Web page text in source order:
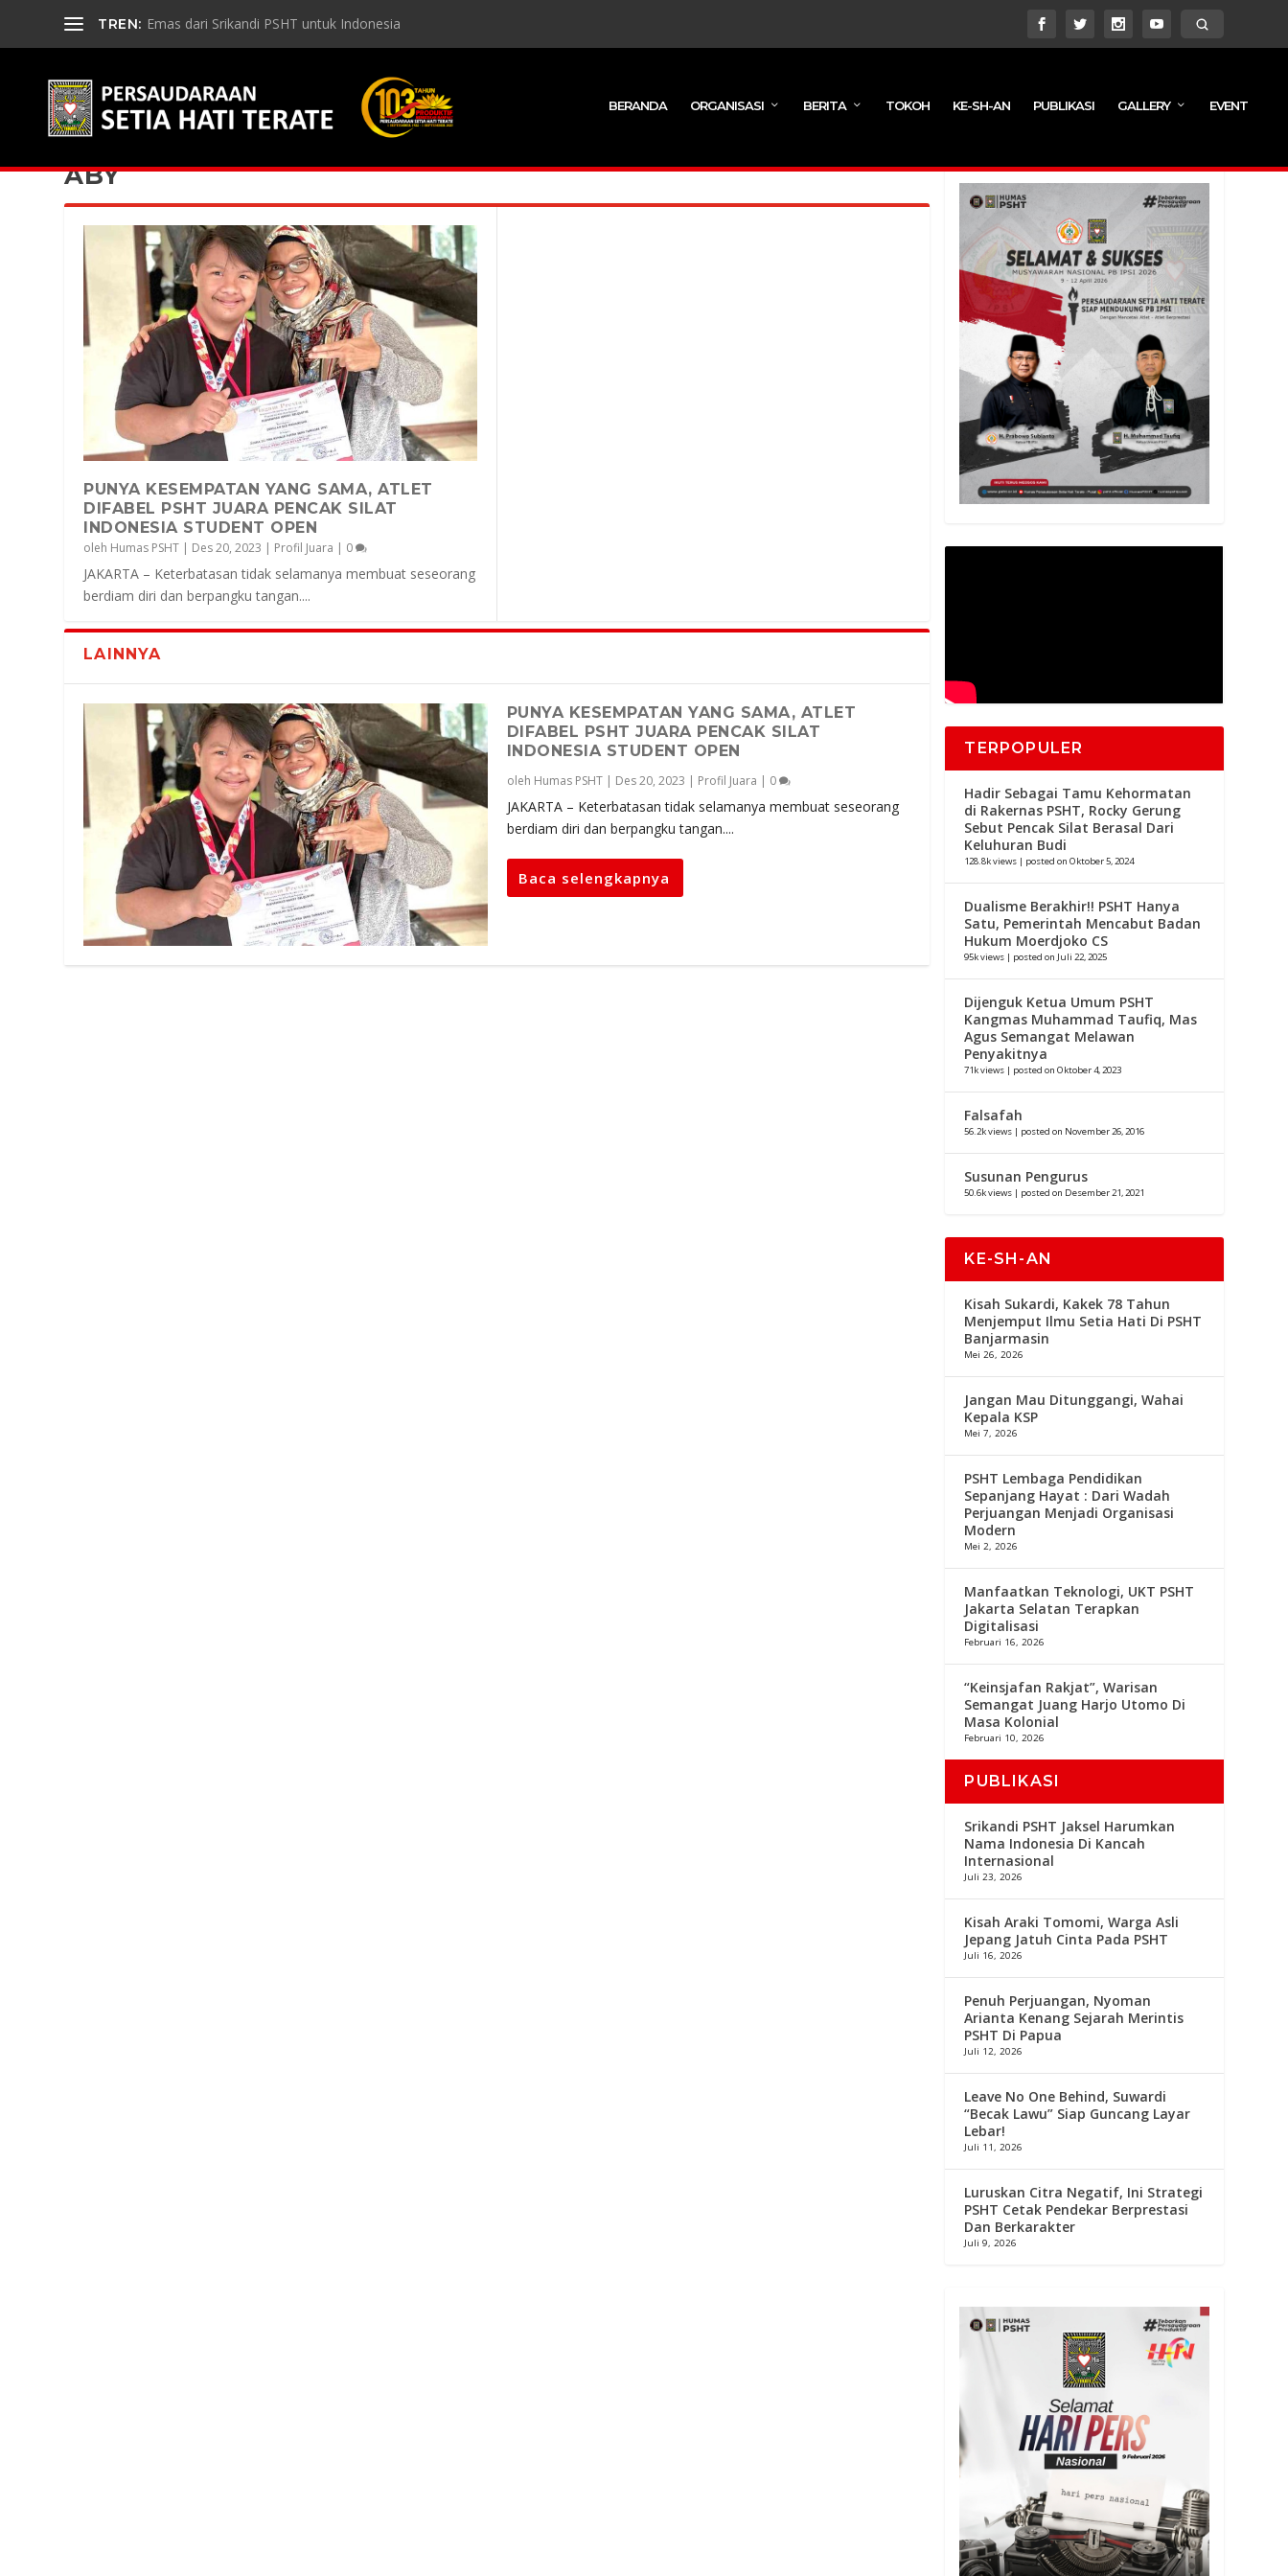
TREN: Emas dari Srikandi PSHT untuk Indonesia
BERANDA ORGANISASI BERITA TOKOH KE-SH-AN PUBLIKASI GALLERY EVENT
ABY
PUNYA KESEMPATAN YANG SAMA, ATLET
DIFABEL PSHT JUARA PENCAK SILAT
INDONESIA STUDENT OPEN
oleh Humas PSHT | Des 20, 2023 | Profil Juara | 0
JAKARTA – Keterbatasan tidak selamanya membuat seseorang
berdiam diri dan berpangku tangan....
LAINNYA
PUNYA KESEMPATAN YANG SAMA, ATLET
DIFABEL PSHT JUARA PENCAK SILAT
INDONESIA STUDENT OPEN
oleh Humas PSHT| Des 20, 2023 | Profil Juara | 0
JAKARTA – Keterbatasan tidak selamanya membuat seseorang
berdiam diri dan berpangku tangan....
Baca selengkapnya
TERPOPULER
Hadir Sebagai Tamu Kehormatan
di Rakernas PSHT, Rocky Gerung
Sebut Pencak Silat Berasal Dari
Keluhuran Budi
128.8k views | posted on Oktober 5, 2024
Dualisme Berakhir!! PSHT Hanya
Satu, Pemerintah Mencabut Badan
Hukum Moerdjoko CS
95k views | posted on Juli 22, 2025
Dijenguk Ketua Umum PSHT
Kangmas Muhammad Taufiq, Mas
Agus Semangat Melawan
Penyakitnya
71k views | posted on Oktober 4, 2023
Falsafah
56.2k views | posted on November 26, 2016
Susunan Pengurus
50.6k views | posted on Desember 21, 2021
KE-SH-AN
Kisah Sukardi, Kakek 78 Tahun
Menjemput Ilmu Setia Hati Di PSHT
Banjarmasin
Mei 26, 2026
Jangan Mau Ditunggangi, Wahai
Kepala KSP
Mei 7, 2026
PSHT Lembaga Pendidikan
Sepanjang Hayat : Dari Wadah
Perjuangan Menjadi Organisasi
Modern
Mei 2, 2026
Manfaatkan Teknologi, UKT PSHT
Jakarta Selatan Terapkan
Digitalisasi
Februari 16, 2026
“Keinsjafan Rakjat”, Warisan
Semangat Juang Harjo Utomo Di
Masa Kolonial
Februari 10, 2026
PUBLIKASI
Srikandi PSHT Jaksel Harumkan
Nama Indonesia Di Kancah
Internasional
Juli 23, 2026
Kisah Araki Tomomi, Warga Asli
Jepang Jatuh Cinta Pada PSHT
Juli 16, 2026
Penuh Perjuangan, Nyoman
Arianta Kenang Sejarah Merintis
PSHT Di Papua
Juli 12, 2026
Leave No One Behind, Suwardi
“Becak Lawu” Siap Guncang Layar
Lebar!
Juli 11, 2026
Luruskan Citra Negatif, Ini Strategi
PSHT Cetak Pendekar Berprestasi
Dan Berkarakter
Juli 9, 2026